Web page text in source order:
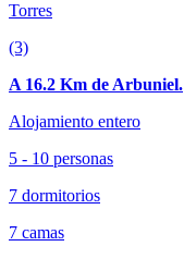
Torres
(3)
A 16.2 Km de Arbuniel.
Alojamiento entero
5 - 10 personas
7 dormitorios
7 camas